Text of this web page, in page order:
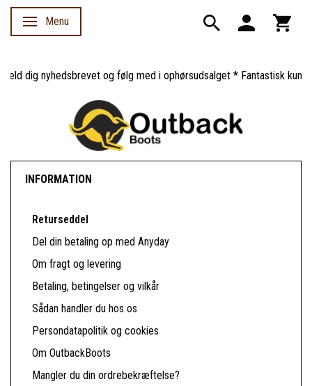
Skifte navigation
Menu
dig nyhedsbrevet og følg med i ophørsudsalget * Fantastisk
INFORMATION
Returseddel
Del din betaling op med Anyday
Om fragt og levering
Betaling, betingelser og vilkår
Sådan handler du hos os
Persondatapolitik og cookies
Om OutbackBoots
Mangler du din ordrebekræftelse?